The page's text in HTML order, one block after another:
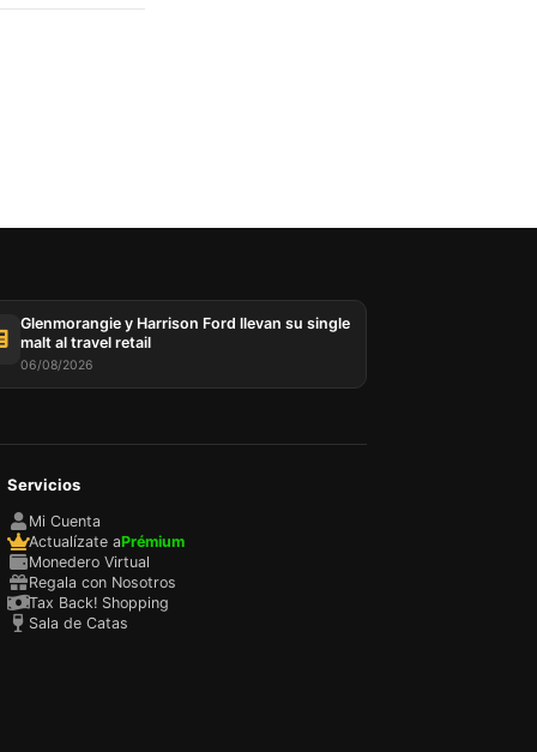
Glenmorangie y Harrison Ford llevan su single
malt al travel retail
06/08/2026
Servicios
Mi Cuenta
Actualízate aPrémium
Monedero Virtual
Regala con Nosotros
Tax Back! Shopping
Sala de Catas